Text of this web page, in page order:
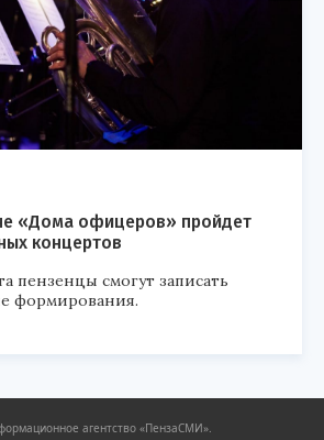
«Дома офицеров» пройдет
концертов
пензенцы смогут записать
формирования.
агентство «ПензаСМИ».